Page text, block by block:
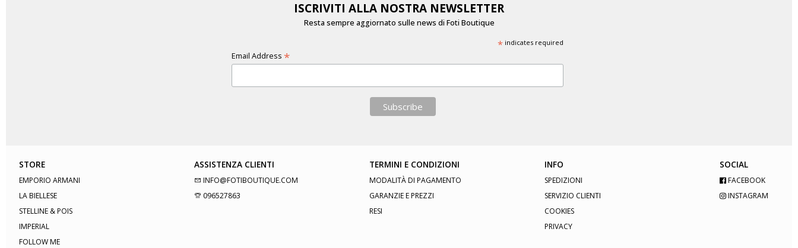
ISCRIVITI ALLA NOSTRA NEWSLETTER
Resta sempre aggiornato sulle news di Foti Boutique
*indicates required
Email Address *
STORE
EMPORIO ARMANI
LA BIELLESE
STELLINE & POIS
IMPERIAL
FOLLOW ME
ASSISTENZA CLIENTI
INFO@FOTIBOUTIQUE.COM
096527863
TERMINI E CONDIZIONI
MODALITÀ DI PAGAMENTO
GARANZIE E PREZZI
RESI
INFO
SPEDIZIONI
SERVIZIO CLIENTI
COOKIES
PRIVACY
SOCIAL
FACEBOOK
INSTAGRAM